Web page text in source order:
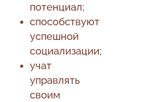
потенциал;
способствуют
успешной
социализации;
учат
управлять
своим